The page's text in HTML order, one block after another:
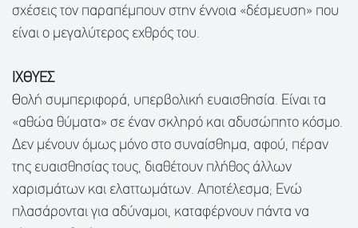
σχέσεις τον παραπέμπουν στην έννοια «δέσμευση» που
είναι ο μεγαλύτερος εχθρός του.
ΙΧΘYΕΣ
Θολή συμπεριφορά, υπερβολική ευαισθησία. Είναι τα
«αθώα θύματα» σε έναν σκληρό και αδυσώπητο κόσμο.
Δεν μένουν όμως μόνο στο συναίσθημα, αφού, πέραν
της ευαισθησίας τους, διαθέτουν πλήθος άλλων
χαρισμάτων και ελαττωμάτων. Αποτέλεσμα; Ενώ
πλασάρονται για αδύναμοι, καταφέρνουν πάντα να